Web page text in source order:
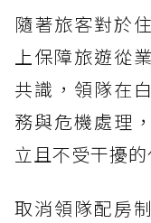
隨著旅客對於
上保障旅遊從
共識，領隊在
務與危機處理
立且不受干擾的
取消領隊配房